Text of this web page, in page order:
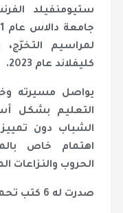
لمراسيم
كليفلاند عام 2023.
يواصل مسيرته
التعليم بشكل
الشباب دون
اهتمام خاص
الحروب والنزاعات
صدرت له 6 كتب تحمل العناوين التالية: